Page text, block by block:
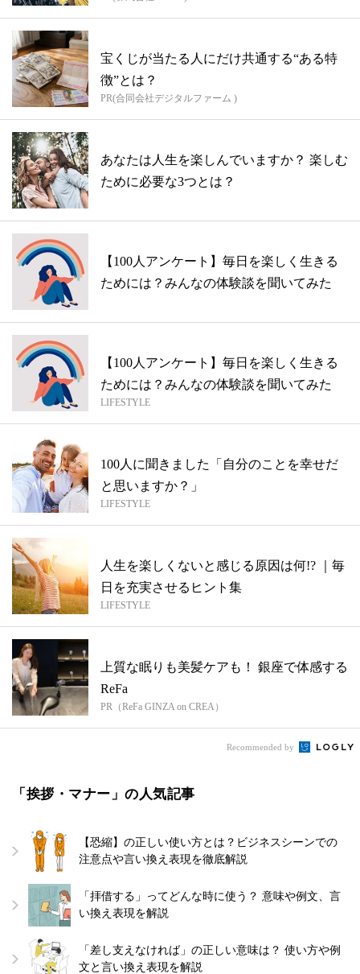
宝くじが当たる人にだけ共通する“ある特
徴”とは？
PR(合同会社デジタルファーム )
あなたは人生を楽しんでいますか？ 楽しむ
ために必要な3つとは？
【100人アンケート】毎日を楽しく生きる
ためには？みんなの体験談を聞いてみた
【100人アンケート】毎日を楽しく生きる
ためには？みんなの体験談を聞いてみた
LIFESTYLE
100人に聞きました「自分のことを幸せだ
と思いますか？」
LIFESTYLE
人生を楽しくないと感じる原因は何!? ｜毎
日を充実させるヒント集
LIFESTYLE
上質な眠りも美髪ケアも！ 銀座で体感する
ReFa
PR（ReFa GINZA on CREA）
Recommended by
「挨拶・マナー」の人気記事
【恐縮】の正しい使い方とは？ビジネスシーンでの
注意点や言い換え表現を徹底解説
「拝借する」ってどんな時に使う？ 意味や例文、言
い換え表現を解説
「差し支えなければ」の正しい意味は？ 使い方や例
文と言い換え表現を解説